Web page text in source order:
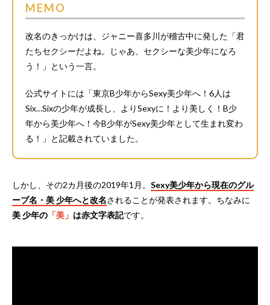
MEMO
改名のきっかけは、ジャニー喜多川が稽古中に発した「君
たちセクシーだよね。じゃあ、セクシーな美少年になろ
う！」という一言。
公式サイトには「東京B少年からSexy美少年へ！6人は
Six…Sixの少年が成長し、よりSexyに！より美しく！B少
年から美少年へ！今B少年がSexy美少年として生まれ変わ
る！」と記載されていました。
しかし、その2カ月後の2019年1月。 Sexy美少年から現在のグル
ープ名・美 少年へと改名されることが発表されます。ちなみに
美 少年の 「美」 は赤文字表記です。